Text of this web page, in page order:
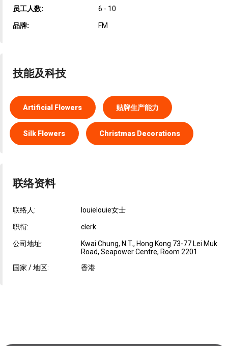
员工人数: 6 - 10
品牌: FM
技能及科技
Artificial Flowers 贴牌生产能力
Silk Flowers Christmas Decorations
联络资料
联络人: louielouie女士
职衔: clerk
公司地址:
Kwai Chung, N.T., Hong Kong 73-77 Lei Muk
Road, Seapower Centre, Room 2201
国家 / 地区:
香港